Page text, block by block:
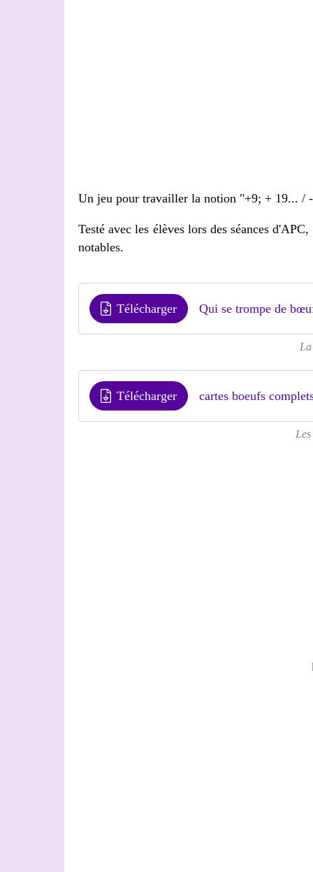
Un jeu pour travailler la notion "+9; + 19... /
Testé avec les élèves lors des séances
notables.
Télécharger Qui se trompe de
Télécharger cartes boeufs